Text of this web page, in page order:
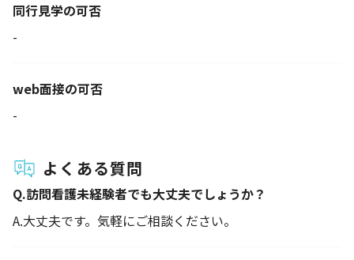
同行見学の可否
-
web面接の可否
-
よくある質問
Q.訪問看護未経験者でも大丈夫でしょうか？
A.大丈夫です。気軽にご相談ください。